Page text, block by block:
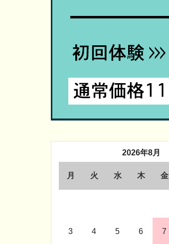
2026年8月
月 火 水 木 金
3 4 5 6 7